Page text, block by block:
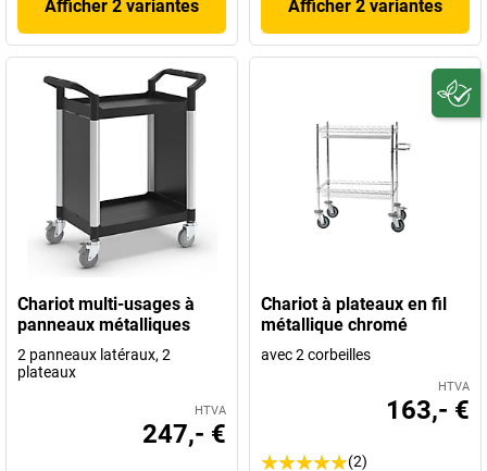
Afficher 2 variantes Afficher 2 variantes
Chariot multi-usages à
panneaux métalliques
2 panneaux latéraux, 2
plateaux
HTVA
247,- €
Chariot à plateaux en fil
métallique chromé
avec 2 corbeilles
HTVA
163,- €
(2)